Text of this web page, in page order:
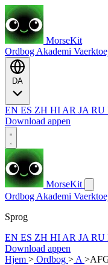
MorseKit
Ordbog Akademi
EN ES ZH HI AR JA RU
Download appen
MorseKit
Ordbog Akademi
Sprog
EN ES ZH HI AR JA RU
Download appen
Hjem > Ordbog > A >